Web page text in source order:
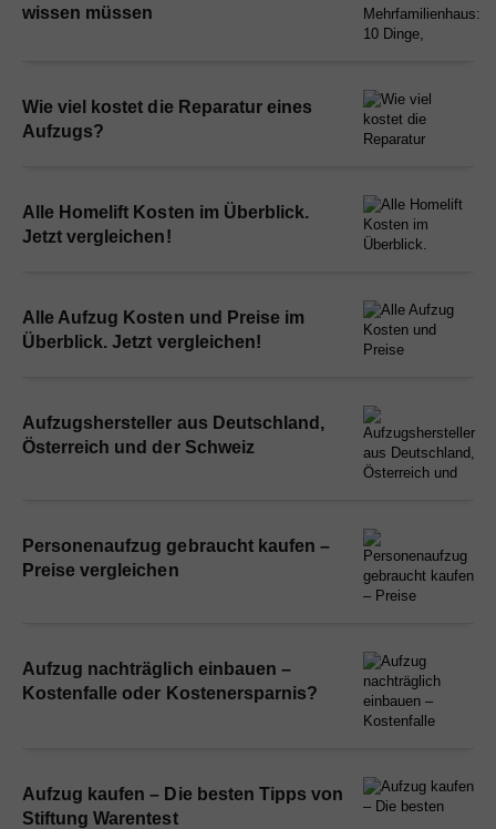
wissen müssen
Wie viel kostet die Reparatur eines
Aufzugs?
Alle Homelift Kosten im Überblick.
Jetzt vergleichen!
Alle Aufzug Kosten und Preise im
Überblick. Jetzt vergleichen!
Aufzugshersteller aus Deutschland,
Österreich und der Schweiz
Personenaufzug gebraucht kaufen –
Preise vergleichen
Aufzug nachträglich einbauen –
Kostenfalle oder Kostenersparnis?
Aufzug kaufen – Die besten Tipps von
Stiftung Warentest